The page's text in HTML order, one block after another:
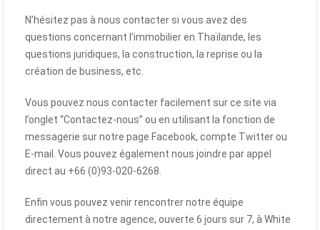
N’hésitez pas à nous contacter si vous avez des
questions concernant l’immobilier en Thaïlande, les
questions juridiques, la construction, la reprise ou la
création de business, etc.
Vous pouvez nous contacter facilement sur ce site via
l’onglet “Contactez-nous” ou en utilisant la fonction de
messagerie sur notre page Facebook, compte Twitter ou
E-mail. Vous pouvez également nous joindre par appel
direct au +66 (0)93-020-6268.
Enfin vous pouvez venir rencontrer notre équipe
directement à notre agence, ouverte 6 jours sur 7, à White